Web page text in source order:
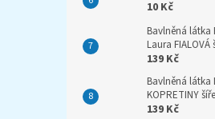
10 Kč
Bavlněná látka
Laura FIALOVÁ
139 Kč
Bavlněná látka
KOPRETINY
139 Kč